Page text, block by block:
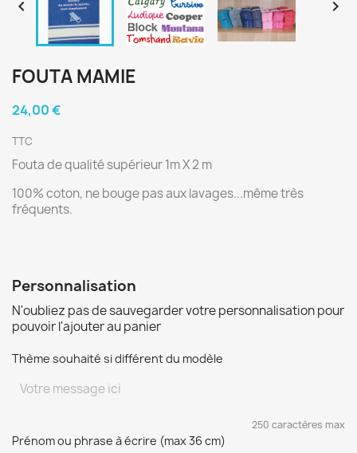
 
FOUTA MAMIE
24,00 €
TTC
Fouta de qualité supérieur 1m X 2 m
100% coton, ne bouge pas aux lavages...même très
fréquents.
Personnalisation
N'oubliez pas de sauvegarder votre personnalisation pour
pouvoir l'ajouter au panier
Thème souhaité si différent du modèle
250 caractères max
Prénom ou phrase à écrire (max 36 cm)